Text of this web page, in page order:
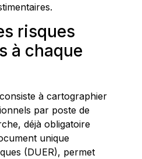
risques
à chaque
à cartographier
par poste de
déjà obligatoire
unique
(DUER), permet